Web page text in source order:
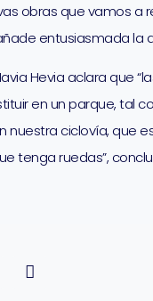
obras que vamos a
entusiasmada la
Hevia aclara que
en un parque, tal
nuestra ciclovía, que
tenga ruedas”,